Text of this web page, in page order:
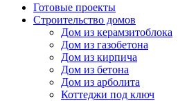
Готовые проекты
Строительство домов
Дом из керамзитоблока
Дом из газобетона
Дом из кирпича
Дом из бетона
Дом из арболита
Коттеджи под ключ